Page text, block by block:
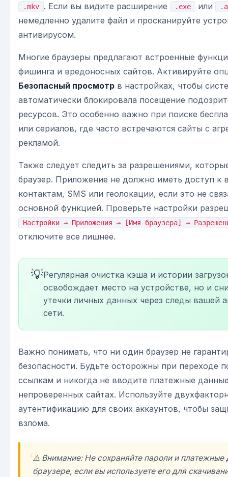
.mkv . Если вы видите расширение .exe или
немедленно удалите файл и просканируйте
антивирусом.
Многие браузеры предлагают встроенные
фишинга и вредоносных сайтов. Активируйте
Безопасный просмотр в настройках, чтобы
автоматически блокировала посещение
ресурсов. Это особенно важно при поиске
или сериалов, где часто встречаются сайты с
рекламой.
Также следует следить за разрешениями,
браузер. Приложение не должно иметь доступ к
контактам, SMS или геолокации, если это не
основной функцией. Проверьте настройки
Настройки → Приложения → [Имя браузера] →
отключите все лишнее.
💡Регулярная очистка кэша и истории
освобождает место на устройстве, но и
утечки личных данных через следы вашей
сети.
Важно понимать, что ни один браузер не
безопасности. Будьте осторожны при переходе
ссылкам и никогда не вводите платежные
непроверенных сайтах. Используйте
аутентификацию для своих аккаунтов, чтобы
взлома.
⚠️ Внимание: Не сохраняйте пароли и платежные
браузере, если вы используете его для